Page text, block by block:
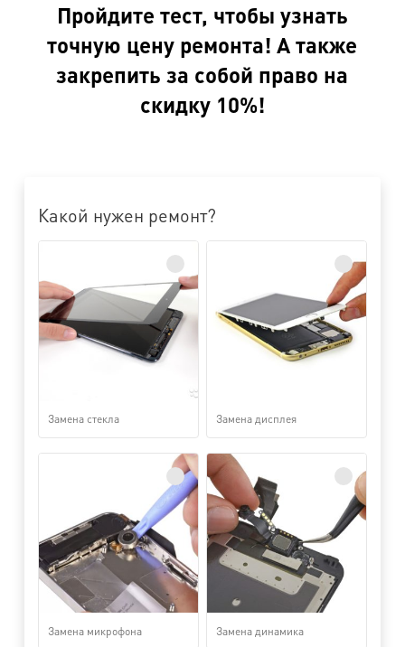
Пройдите тест, чтобы узнать
точную цену ремонта! А также
закрепить за собой право на
скидку 10%!
Какой нужен ремонт?
Замена стекла Замена дисплея
Замена микрофона Замена динамика